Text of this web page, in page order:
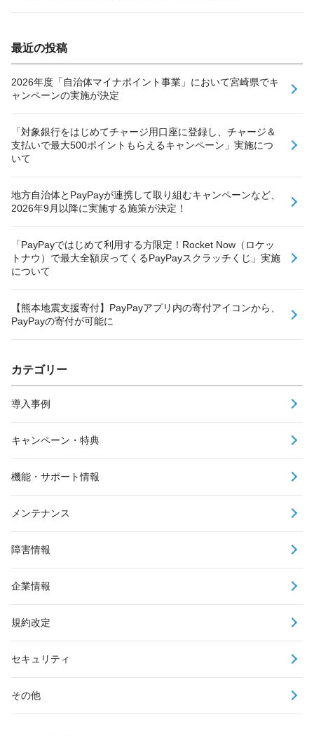
最近の投稿
2026年度「自治体マイナポイント事業」において宮崎県でキ
ャンペーンの実施が決定
「対象銀行をはじめてチャージ用口座に登録し、チャージ＆
支払いで最大500ポイントもらえるキャンペーン」実施につ
いて
地方自治体とPayPayが連携して取り組むキャンペーンなど、
2026年9月以降に実施する施策が決定！
「PayPayではじめて利用する方限定！Rocket Now（ロケッ
トナウ）で最大全額戻ってくるPayPayスクラッチくじ」実施
について
【熊本地震支援寄付】PayPayアプリ内の寄付アイコンから、
PayPayの寄付が可能に
カテゴリー
導入事例
キャンペーン・特典
機能・サポート情報
メンテナンス
障害情報
企業情報
規約改定
セキュリティ
その他